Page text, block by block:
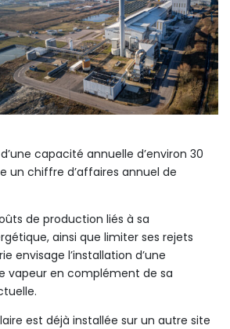
capacité annuelle d’environ 30
un chiffre d’affaires annuel de
de production liés à sa
ainsi que limiter ses rejets
envisage l’installation d’une
vapeur en complément de sa
est déjà installée sur un autre site